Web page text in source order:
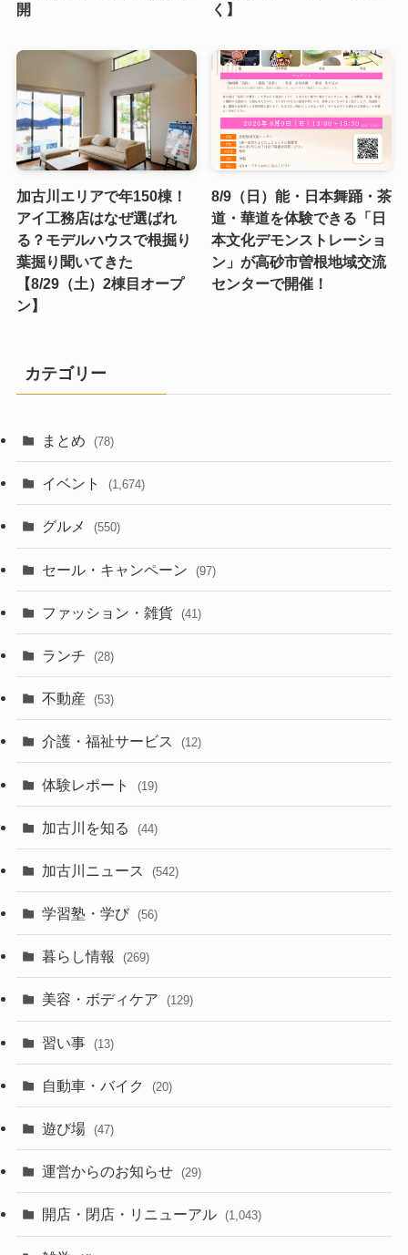
開
く】
加古川エリアで年150棟！
アイ工務店はなぜ選ばれ
る？モデルハウスで根掘り
葉掘り聞いてきた
【8/29（土）2棟目オープ
ン】
8/9（日）能・日本舞踊・茶
道・華道を体験できる「日
本文化デモンストレーショ
ン」が高砂市曽根地域交流
センターで開催！
カテゴリー
まとめ (78)
イベント (1,674)
グルメ (550)
セール・キャンペーン (97)
ファッション・雑貨 (41)
ランチ (28)
不動産 (53)
介護・福祉サービス (12)
体験レポート (19)
加古川を知る (44)
加古川ニュース (542)
学習塾・学び (56)
暮らし情報 (269)
美容・ボディケア (129)
習い事 (13)
自動車・バイク (20)
遊び場 (47)
運営からのお知らせ (29)
開店・閉店・リニューアル (1,043)